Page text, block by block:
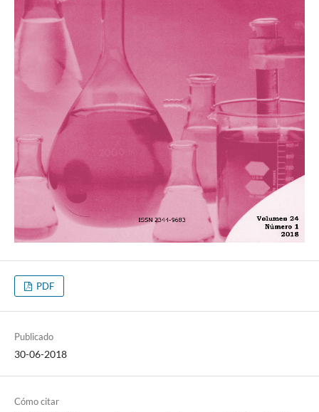
PDF
Publicado
30-06-2018
Cómo citar